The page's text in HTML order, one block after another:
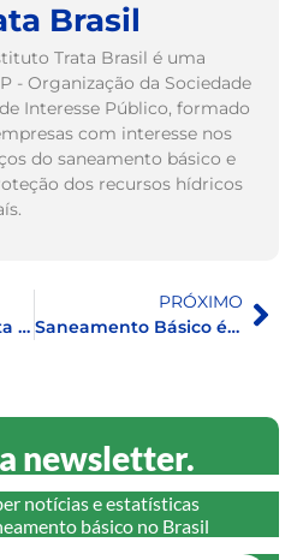
Brasil
Trata Brasil é uma
- Organização da Sociedade
Interesse Público, formado
com interesse nos
do saneamento básico e
dos recursos hídricos
Promovida pelo Trata Brasil, a 7ª edição do Prêmio ‘Casos de Sucesso & ESG’ acontece no dia 9 de agosto
PRÓXIMO
Saneamento Básico é pauta ESG?
newsletter.
notícias e estatísticas
básico no Brasil